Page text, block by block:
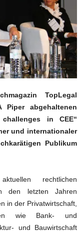
TopLegal
abgehaltenen
in CEE“
und internationaler
Publikum
rechtlichen
den letzten Jahren
in der Privatwirtschaft,
wie Bank- und
und Bauwirtschaft